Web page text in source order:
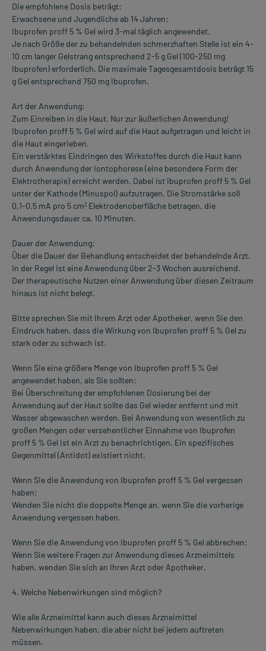
Die empfohlene Dosis beträgt:
Erwachsene und Jugendliche ab 14 Jahren:
Ibuprofen proff 5 % Gel wird 3-mal täglich angewendet.
Je nach Größe der zu behandelnden schmerzhaften Stelle ist ein 4-
10 cm langer Gelstrang entsprechend 2-5 g Gel (100-250 mg
Ibuprofen) erforderlich. Die maximale Tagesgesamtdosis beträgt 15
g Gel entsprechend 750 mg Ibuprofen.
Art der Anwendung:
Zum Einreiben in die Haut. Nur zur äußerlichen Anwendung!
Ibuprofen proff 5 % Gel wird auf die Haut aufgetragen und leicht in
die Haut eingerieben.
Ein verstärktes Eindringen des Wirkstoffes durch die Haut kann
durch Anwendung der Iontophorese (eine besondere Form der
Elektrotherapie) erreicht werden. Dabei ist Ibuprofen proff 5 % Gel
unter der Kathode (Minuspol) aufzutragen. Die Stromstärke soll
0,1-0,5 mA pro 5 cm2 Elektrodenoberfläche betragen, die
Anwendungsdauer ca. 10 Minuten.
Dauer der Anwendung:
Über die Dauer der Behandlung entscheidet der behandelnde Arzt.
In der Regel ist eine Anwendung über 2-3 Wochen ausreichend.
Der therapeutische Nutzen einer Anwendung über diesen Zeitraum
hinaus ist nicht belegt.
Bitte sprechen Sie mit Ihrem Arzt oder Apotheker, wenn Sie den
Eindruck haben, dass die Wirkung von Ibuprofen proff 5 % Gel zu
stark oder zu schwach ist.
Wenn Sie eine größere Menge von Ibuprofen proff 5 % Gel
angewendet haben, als Sie sollten:
Bei Überschreitung der empfohlenen Dosierung bei der
Anwendung auf der Haut sollte das Gel wieder entfernt und mit
Wasser abgewaschen werden. Bei Anwendung von wesentlich zu
großen Mengen oder versehentlicher Einnahme von Ibuprofen
proff 5 % Gel ist ein Arzt zu benachrichtigen. Ein spezifisches
Gegenmittel (Antidot) existiert nicht.
Wenn Sie die Anwendung von Ibuprofen proff 5 % Gel vergessen
haben:
Wenden Sie nicht die doppelte Menge an, wenn Sie die vorherige
Anwendung vergessen haben.
Wenn Sie die Anwendung von Ibuprofen proff 5 % Gel abbrechen:
Wenn Sie weitere Fragen zur Anwendung dieses Arzneimittels
haben, wenden Sie sich an Ihren Arzt oder Apotheker.
4. Welche Nebenwirkungen sind möglich?
Wie alle Arzneimittel kann auch dieses Arzneimittel
Nebenwirkungen haben, die aber nicht bei jedem auftreten
müssen.